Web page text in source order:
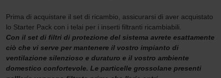
Prima di acquistare il set di ricambio, assicurarsi di aver acquistato
lo Starter Pack con i telai per i inserti filtranti ricambiabili.
Con il set di filtri di protezione del sistema avrete esattamente
ciò che vi serve per mantenere il vostro impianto di
ventilazione silenzioso e duraturo e il vostro ambiente
domestico confortevole. Le particelle grossolane presenti